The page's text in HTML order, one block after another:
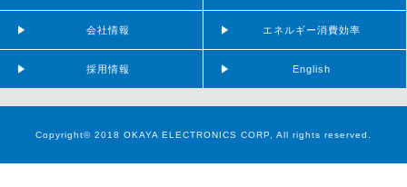
会社情報
採用情報
エネルギー消費効率
English
Copyright© 2018 OKAYA ELECTRONICS CORP, All rights reserved.